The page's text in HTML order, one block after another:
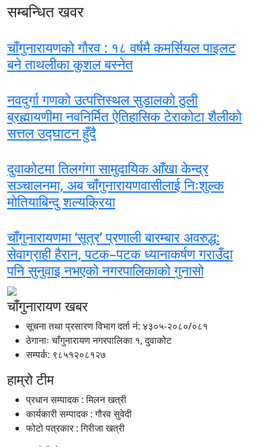
सम्बन्धित खवर
चाँगुनारायणको गौरव : १८ वर्षमै कमर्सियल पाइलट
बने ताथलीका कुशल बस्नेत
नवदुर्गा गणको उत्पत्तिस्थल सुडालको ठुली
ब्रह्मायणीमा नवनिर्मित ऐतिहासिक टेराकोटा शैलीको
सत्तल उद्घाटन हुँदै
दुवाकोटमा तिलगंगा सामुदायिक आँखा केन्द्र
सञ्चालनमा, अब चाँगुनारायणवासीलाई निःशुल्क
मोतियाबिन्दु शल्यक्रिया
चाँगुनारायणमा ‘सूत्र’ प्रणाली बारम्बार अवरुद्ध:
सेवाग्राही हैरान, पटक–पटक ध्यानाकर्षण गराउँदा
पनि सुनुवाइ नभएको नगरपालिकाको गुनासो
चाँगुनारायण खबर
सूचना तथा प्रसारण विभाग दर्ता नंं: ४३०५-२०८०/०८१
ठेगानाः चाँगुनारायण नगरपालिका १, दुवाकोट
सम्पर्क: ९८५१२०८१२७
हाम्रो टीम
प्रधान सम्पादक : मिलन खत्री
कार्यकारी सम्पादक : गौरव सुवेदी
फोटो पत्रकार : गिरीजा खत्री